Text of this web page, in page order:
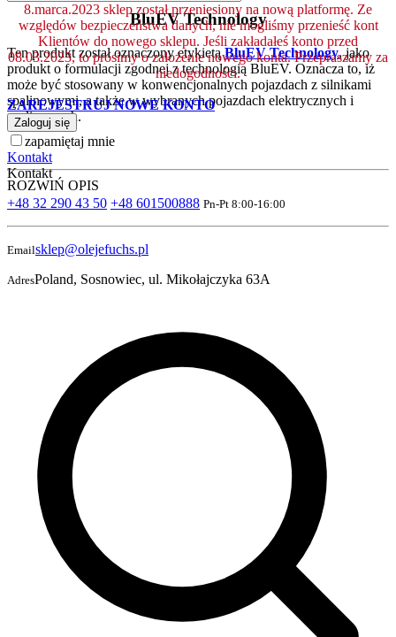
BluEV Technology
Ten produkt został oznaczony etykietąBluEV Technology, jako
produkt o formulacji zgodnej z technologią BluEV. Oznacza to, iż
może być stosowany w konwencjonalnych pojazdach z silnikami
spalinowymi, a także w wybranych pojazdach elektrycznych i
spalinowych.
ROZWIŃ OPIS
8.marca.2023 sklep został przeniesiony na nową platformę. Ze
względów bezpieczeństwa danych, nie mogliśmy przenieść kont
Klientów do nowego sklepu. Jeśli zakładałeś konto przed
08.03.2023, to prosimy o założenie nowego konta. Przepraszamy za
niedogodności.
ZAREJESTRUJ NOWE KONTO
Zaloguj się
zapamiętaj mnie
Kontakt
Kontakt
+48 32 290 43 50 +48 601500888 Pn-Pt 8:00-16:00
Emailsklep@olejefuchs.pl
AdresPoland, Sosnowiec, ul. Mikołajczyka 63A